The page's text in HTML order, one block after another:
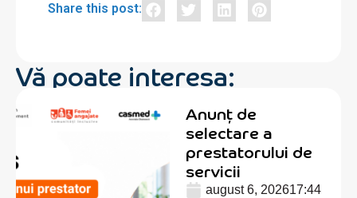
Share this post:
Vă poate interesa:
Anunț de
selectare a
prestatorului de
servicii
august 6, 202617:44